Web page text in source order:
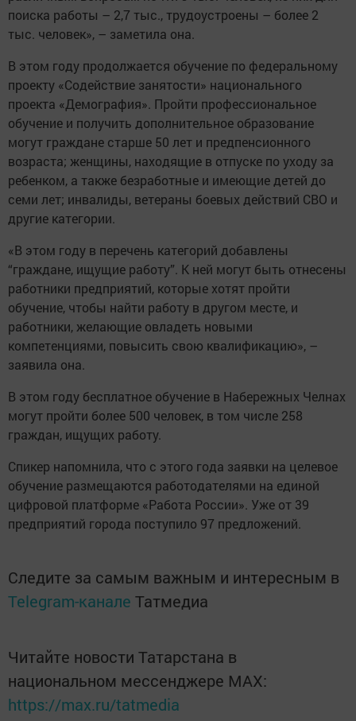
поиска работы – 2,7 тыс., трудоустроены – более 2
тыс. человек», – заметила она.
В этом году продолжается обучение по федеральному
проекту «Содействие занятости» национального
проекта «Демография». Пройти профессиональное
обучение и получить дополнительное образование
могут граждане старше 50 лет и предпенсионного
возраста; женщины, находящие в отпуске по уходу за
ребенком, а также безработные и имеющие детей до
семи лет; инвалиды, ветераны боевых действий СВО и
другие категории.
«В этом году в перечень категорий добавлены
“граждане, ищущие работу”. К ней могут быть отнесены
работники предприятий, которые хотят пройти
обучение, чтобы найти работу в другом месте, и
работники, желающие овладеть новыми
компетенциями, повысить свою квалификацию», –
заявила она.
В этом году бесплатное обучение в Набережных Челнах
могут пройти более 500 человек, в том числе 258
граждан, ищущих работу.
Спикер напомнила, что с этого года заявки на целевое
обучение размещаются работодателями на единой
цифровой платформе «Работа России». Уже от 39
предприятий города поступило 97 предложений.
Следите за самым важным и интересным в
Telegram-канале Татмедиа
Читайте новости Татарстана в
национальном мессенджере MАХ:
https://max.ru/tatmedia